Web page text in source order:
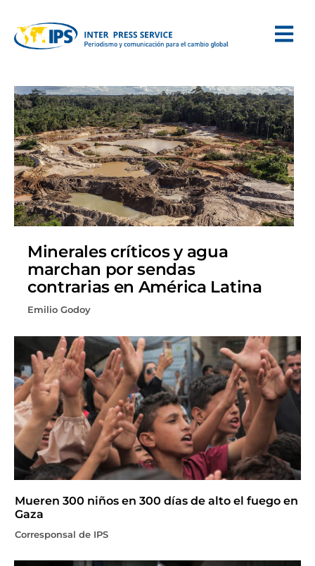
Minerales críticos y agua
marchan por sendas
contrarias en América Latina
Emilio Godoy
Mueren 300 niños en 300 días de alto el fuego en
Gaza
Corresponsal de IPS